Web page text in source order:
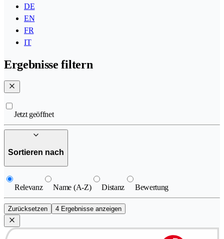
DE
EN
FR
IT
Ergebnisse filtern
Jetzt geöffnet
Sortieren nach
Relevanz Name (A-Z) Distanz Bewertung
Zurücksetzen 4 Ergebnisse anzeigen